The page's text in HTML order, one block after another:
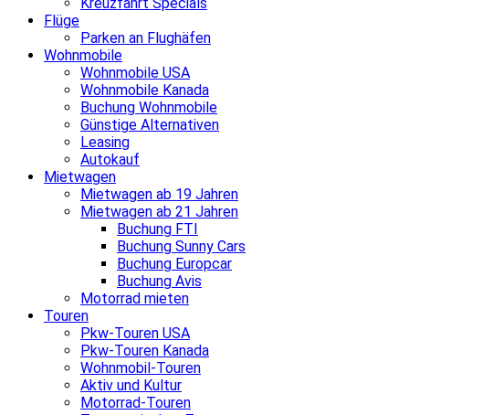
Flüge
Parken an Flughäfen
Wohnmobile
Wohnmobile USA
Wohnmobile Kanada
Buchung Wohnmobile
Günstige Alternativen
Leasing
Autokauf
Mietwagen
Mietwagen ab 19 Jahren
Mietwagen ab 21 Jahren
Buchung FTI
Buchung Sunny Cars
Buchung Europcar
Buchung Avis
Motorrad mieten
Touren
Pkw-Touren USA
Pkw-Touren Kanada
Wohnmobil-Touren
Aktiv und Kultur
Motorrad-Touren